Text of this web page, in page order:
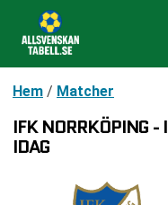
Hem / Matcher
IFK NORRKÖPING -
IDAG